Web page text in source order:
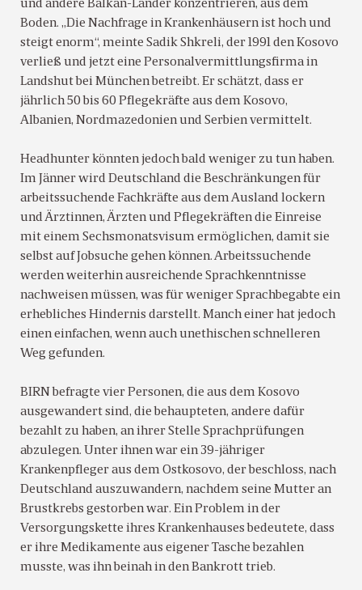
und andere Balkan-Länder konzentrieren, aus dem
Boden. „Die Nachfrage in Krankenhäusern ist hoch und
steigt enorm“, meinte Sadik Shkreli, der 1991 den Kosovo
verließ und jetzt eine Personalvermittlungsfirma in
Landshut bei München betreibt. Er schätzt, dass er
jährlich 50 bis 60 Pflegekräfte aus dem Kosovo,
Albanien, Nordmazedonien und Serbien vermittelt.
Headhunter könnten jedoch bald weniger zu tun haben.
Im Jänner wird Deutschland die Beschränkungen für
arbeitssuchende Fachkräfte aus dem Ausland lockern
und Ärztinnen, Ärzten und Pflegekräften die Einreise
mit einem Sechsmonatsvisum ermöglichen, damit sie
selbst auf Jobsuche gehen können. Arbeitssuchende
werden weiterhin ausreichende Sprachkenntnisse
nachweisen müssen, was für weniger Sprachbegabte ein
erhebliches Hindernis darstellt. Manch einer hat jedoch
einen einfachen, wenn auch unethischen schnelleren
Weg gefunden.
BIRN befragte vier Personen, die aus dem Kosovo
ausgewandert sind, die behaupteten, andere dafür
bezahlt zu haben, an ihrer Stelle Sprachprüfungen
abzulegen. Unter ihnen war ein 39-jähriger
Krankenpfleger aus dem Ostkosovo, der beschloss, nach
Deutschland auszuwandern, nachdem seine Mutter an
Brustkrebs gestorben war. Ein Problem in der
Versorgungskette ihres Krankenhauses bedeutete, dass
er ihre Medikamente aus eigener Tasche bezahlen
musste, was ihn beinah in den Bankrott trieb.